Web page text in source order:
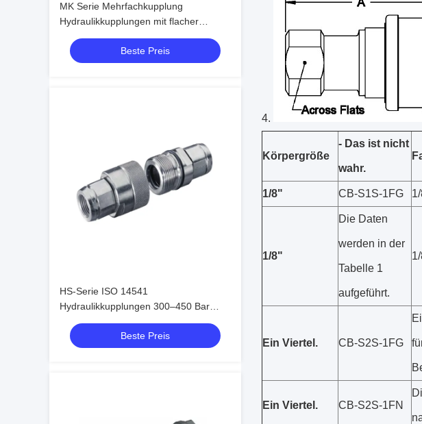
MK Serie Mehrfachkupplung
Hydraulikkupplungen mit flacher
Dichtfläche ISO-Standard
Schnellkupplungssystem
Beste Preis
HS-Serie ISO 14541
Hydraulikkupplungen 300–450 Bar
Schraubanschluss-Kegelventil-
Armaturen
Beste Preis
Körpergröße
- Das ist nicht
wahr.
1/8" CB-S1S-1FG
1/8"
Die Daten
werden in der
Tabelle 1
aufgeführt.
Ein Viertel. CB-S2S-1FG
Ein Viertel. CB-S2S-1FN